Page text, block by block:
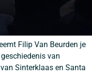
Filip Van Beurden je
van
Sinterklaas en Santa